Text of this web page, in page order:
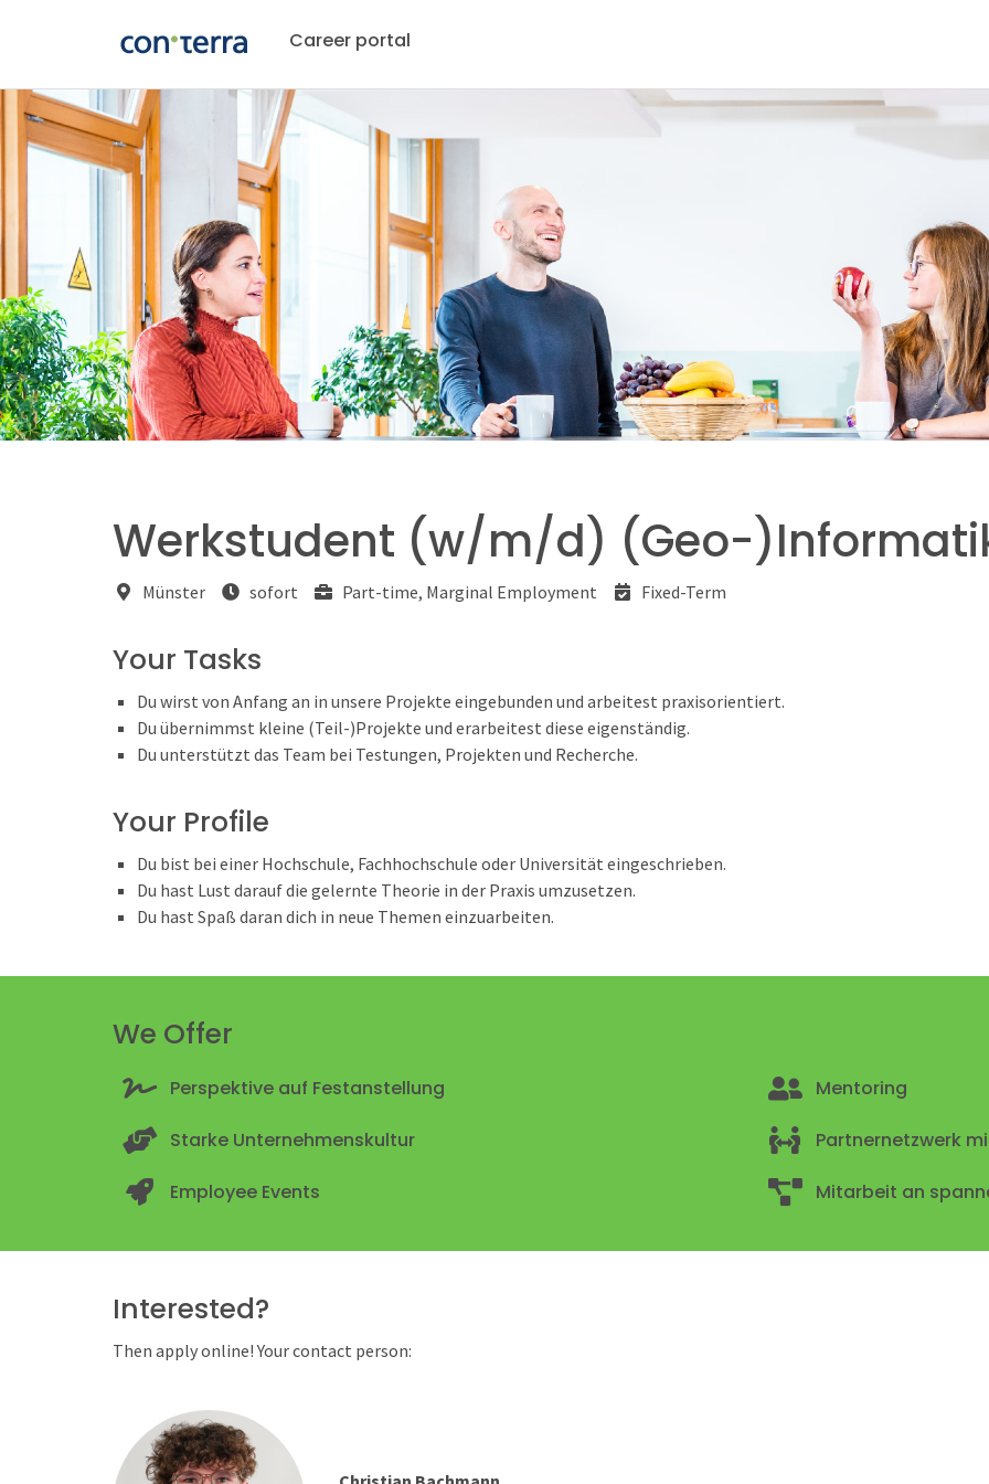
Career portal
Werkstudent (w/m/d) (Geo-
Münster sofort Part-time, Marginal Employment Fixed-Term
Your Tasks
Du wirst von Anfang an in unsere Projekte eingebunden und arbeitest praxisorientiert.
Du übernimmst kleine (Teil-)Projekte und erarbeitest diese eigenständig.
Du unterstützt das Team bei Testungen, Projekten und Recherche.
Your Profile
Du bist bei einer Hochschule, Fachhochschule oder Universität eingeschrieben.
Du hast Lust darauf die gelernte Theorie in der Praxis umzusetzen.
Du hast Spaß daran dich in neue Themen einzuarbeiten.
We Offer
Perspektive auf Festanstellung Mentoring
Starke Unternehmenskultur Partnernetzwerk
Employee Events Mitarbeit an
Interested?
Then apply online! Your contact person: